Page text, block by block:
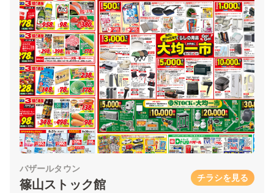
バザールタウン
篠山ストック館 チラシを見る